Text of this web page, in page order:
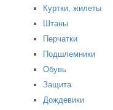
Куртки, жилеты
Штаны
Перчатки
Подшлемники
Обувь
Защита
Дождевики